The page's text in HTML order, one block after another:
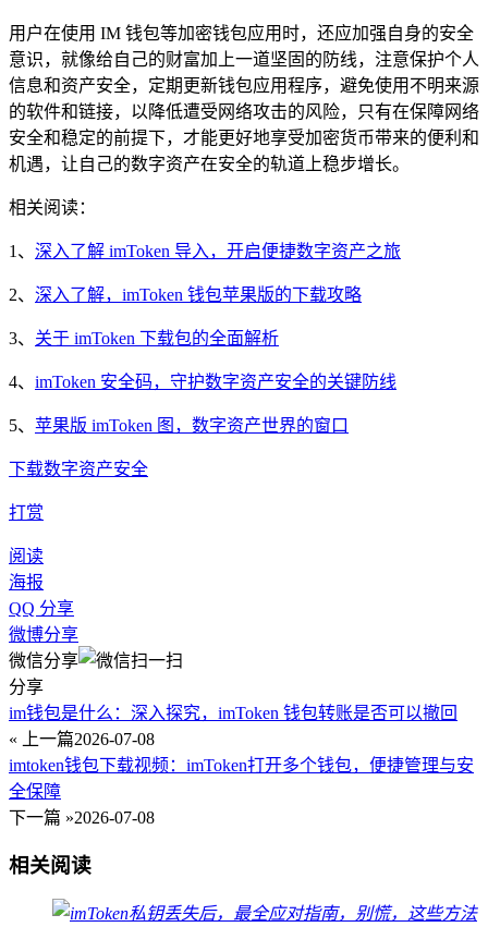
用户在使用 IM 钱包等加密钱包应用时，还应加强自身的安全
意识，就像给自己的财富加上一道坚固的防线，注意保护个人
信息和资产安全，定期更新钱包应用程序，避免使用不明来源
的软件和链接，以降低遭受网络攻击的风险，只有在保障网络
安全和稳定的前提下，才能更好地享受加密货币带来的便利和
机遇，让自己的数字资产在安全的轨道上稳步增长。
相关阅读：
1、 深入了解 imToken 导入，开启便捷数字资产之旅
2、 深入了解，imToken 钱包苹果版的下载攻略
3、 关于 imToken 下载包的全面解析
4、 imToken 安全码，守护数字资产安全的关键防线
5、 苹果版 imToken 图，数字资产世界的窗口
下载数字资产安全
打赏
阅读
海报
QQ 分享
微博分享
微信分享
分享
im钱包是什么：深入探究，imToken 钱包转账是否可以撤回
« 上一篇2026-07-08
imtoken钱包下载视频：imToken打开多个钱包，便捷管理与安
全保障
下一篇 »2026-07-08
相关阅读